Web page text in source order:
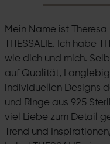
Mein Name ist
THESSALIE. Ich habe
wie dich und mich.
auf Qualität,
individuellen Designs
und Ringe aus 925
viel Liebe zum Detail
Trend und